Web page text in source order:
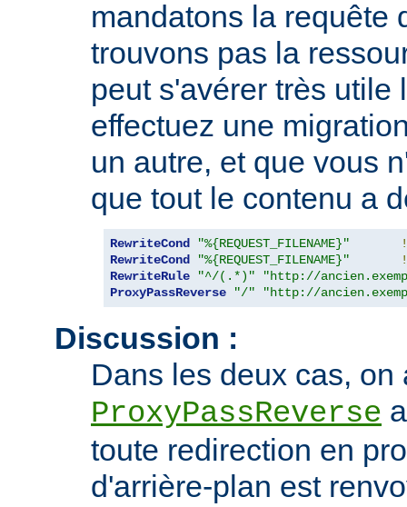
mandatons la requête
trouvons pas la
peut s'avérer très utile
effectuez une
un autre, et que vous
que tout le contenu a
RewriteCond "%{REQUEST_FILENAME}"
RewriteCond
"%{REQUEST_FILENAME}"
RewriteRule
"^/(.*)"
"http://
ProxyPassReverse
"/" "http://
Discussion :
Dans les deux cas,
ProxyPassReverse
toute redirection en
d'arrière-plan est